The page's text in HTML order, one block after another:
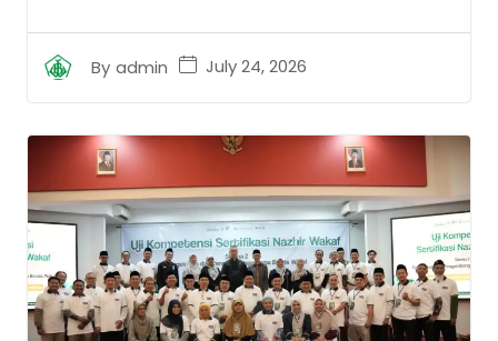
By admin July 24, 2026